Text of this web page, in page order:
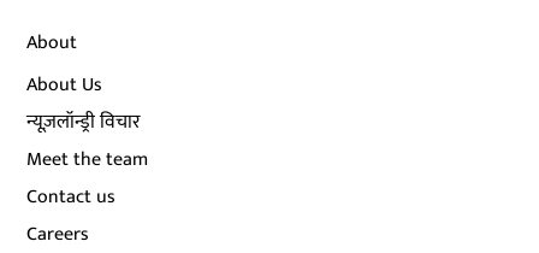
About
About Us
न्यूज़लॉन्ड्री विचार
Meet the team
Contact us
Careers